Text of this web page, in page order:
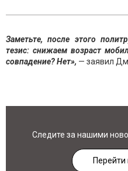
Заметьте, после этого
тезис: снижаем возраст
совпадение? Нет», — заявил
Следите за нашими